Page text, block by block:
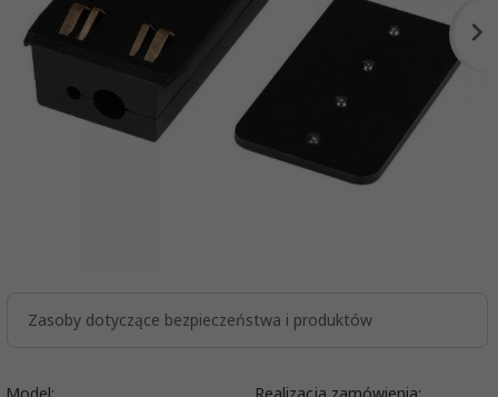
Zasoby dotyczące bezpieczeństwa i produktów